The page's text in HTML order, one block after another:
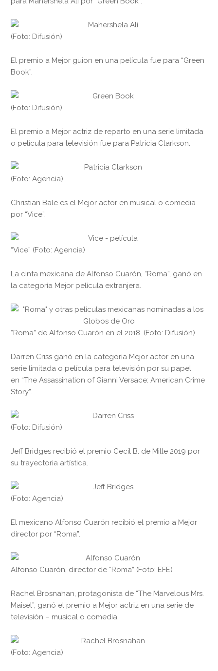
(Foto: Difusión)
El premio a Mejor guion en una película fue para “Green
Book”.
(Foto: Difusión)
El premio a Mejor actriz de reparto en una serie limitada
o película para televisión fue para Patricia Clarkson.
(Foto: Agencia)
Christian Bale es el Mejor actor en musical o comedia
por “Vice”.
“Vice” (Foto: Agencia)
La cinta mexicana de Alfonso Cuarón, “Roma”, ganó en
la categoría Mejor película extranjera.
“Roma” de Alfonso Cuarón en el 2018. (Foto: Difusión).
Darren Criss ganó en la categoría Mejor actor en una
serie limitada o película para televisión por su papel
en “The Assassination of Gianni Versace: American Crime
Story”.
(Foto: Difusión)
Jeff Bridges recibió el premio Cecil B. de Mille 2019 por
su trayectoria artística.
(Foto: Agencia)
El mexicano Alfonso Cuarón recibió el premio a Mejor
director por “Roma”.
Alfonso Cuarón, director de “Roma” (Foto: EFE)
Rachel Brosnahan, protagonista de “The Marvelous Mrs.
Maisel”, ganó el premio a Mejor actriz en una serie de
televisión – musical o comedia.
(Foto: Agencia)